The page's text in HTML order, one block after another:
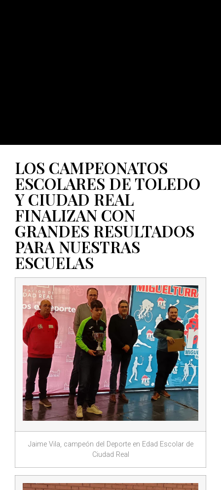
LOS CAMPEONATOS
ESCOLARES DE TOLEDO
Y CIUDAD REAL
FINALIZAN CON
GRANDES RESULTADOS
PARA NUESTRAS
ESCUELAS
Jaime Vila, campeón del Deporte en Edad Escolar de
Ciudad Real